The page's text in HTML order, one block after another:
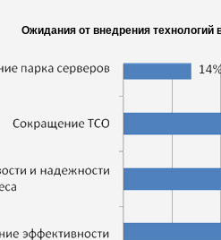
Ожидания от внедрения технологий